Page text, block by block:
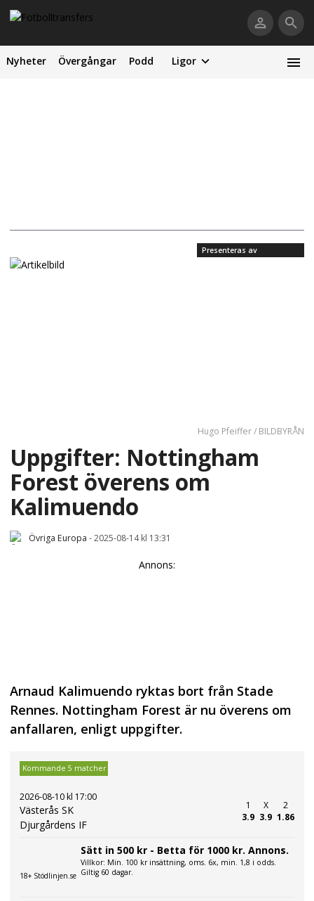
Nyheter Övergångar Podd Ligor
Presenteras av
Hugo Pfeiffer / BILDBYRÅN
Uppgifter: Nottingham
Forest överens om
Kalimuendo
Övriga Europa -2025-08-14 kl 13:31
Annons:
Arnaud Kalimuendo ryktas bort från Stade
Rennes. Nottingham Forest är nu överens om
anfallaren, enligt uppgifter.
Kommande 5 matcher
2026-08-10 kl 17:00
Västerås SK
Djurgårdens IF
1
3.9
X
3.9
2
1.86
18+ Stödlinjen.se
Sätt in 500 kr - Betta för 1000 kr. Annons.
Villkor: Min. 100 kr insättning, oms. 6x, min. 1,8 i odds.
Giltig 60 dagar.